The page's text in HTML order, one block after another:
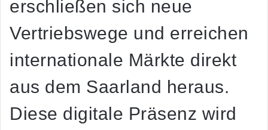
erschließen sich neue
Vertriebswege und erreichen
internationale Märkte direkt
aus dem Saarland heraus.
Diese digitale Präsenz wird